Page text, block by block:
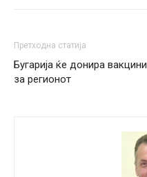
Претходна статија
Бугарија ќе донира вакцини
за регионот